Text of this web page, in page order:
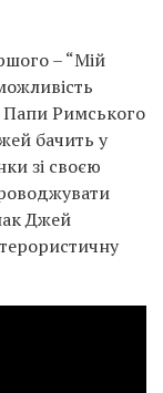
– “Мій
Папи Римського
бачить у
зі своєю
Джей